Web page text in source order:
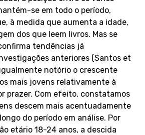
se em todo o período,
à medida que aumenta a idade,
dos que leem livros. Mas se
tendências já
anteriores (Santos et
igualmente notório o crescente
mais jovens relativamente à
prazer. Com efeito, constatamos
descem mais acentuadamente
do período em análise. Por
etário 18-24 anos, a descida